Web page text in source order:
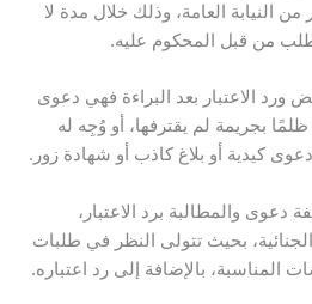
النيابة العامة، وذلك خلال مدة لا
من قبل المحكوم عليه.
ورد الاعتبار بعد البراءة فهي دعوى
بجريمة لم يقترفها، أو وُجِه له
كيدية أو بلاغ كاذب أو شهادة زور.
دعوى والمطالبة برد الاعتبار،
بحيث تتولى النظر في طلبات
المناسبة، بالإضافة إلى رد اعتباره.